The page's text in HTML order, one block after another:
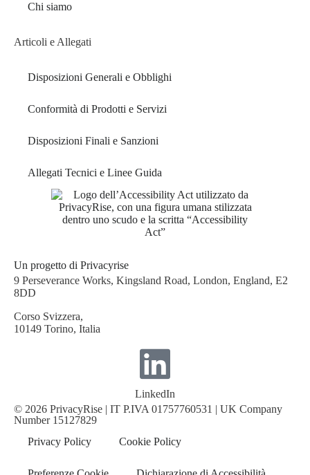
Chi siamo
Articoli e Allegati
Disposizioni Generali e Obblighi
Conformità di Prodotti e Servizi
Disposizioni Finali e Sanzioni
Allegati Tecnici e Linee Guida
Un progetto di Privacyrise
9 Perseverance Works, Kingsland Road, London, England, E2
8DD
Corso Svizzera,
10149 Torino, Italia
LinkedIn
© 2026 PrivacyRise | IT P.IVA 01757760531 | UK Company
Number 15127829
Privacy Policy
Cookie Policy